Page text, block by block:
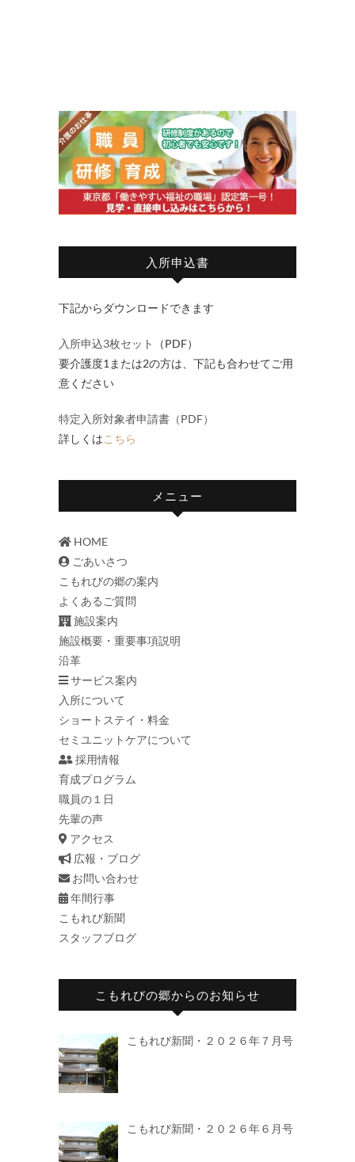
入所申込書
下記からダウンロードできます
入所申込3枚セット
（PDF）
要介護度1または2の方は、下記も合わせてご用
意ください
特定入所対象者申請書（PDF）
詳しくはこちら
メニュー
HOME
ごあいさつ
こもれびの郷の案内
よくあるご質問
施設案内
施設概要・重要事項説明
沿革
サービス案内
入所について
ショートステイ・料金
セミユニットケアについて
採用情報
育成プログラム
職員の１日
先輩の声
アクセス
広報・ブログ
お問い合わせ
年間行事
こもれび新聞
スタッフブログ
こもれびの郷からのお知らせ
こもれび新聞・２０２６年７月号
こもれび新聞・２０２６年６月号